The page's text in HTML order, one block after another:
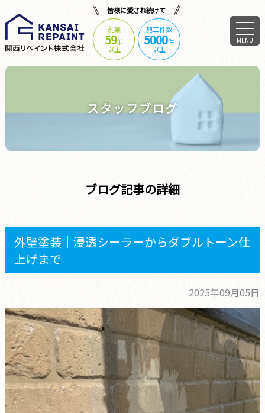
皆様に愛され続けて
創業
59年
以上
施工件数
5000件
以上
MENU
スタッフブログ
ブログ記事の詳細
外壁塗装｜浸透シーラーからダブルトーン仕
上げまで
2025年09月05日